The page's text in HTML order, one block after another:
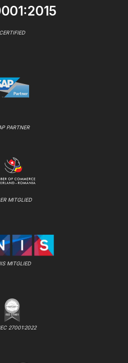
CERTIFIED
PARTNER
MITGLIED
MITGLIED
27001:2022